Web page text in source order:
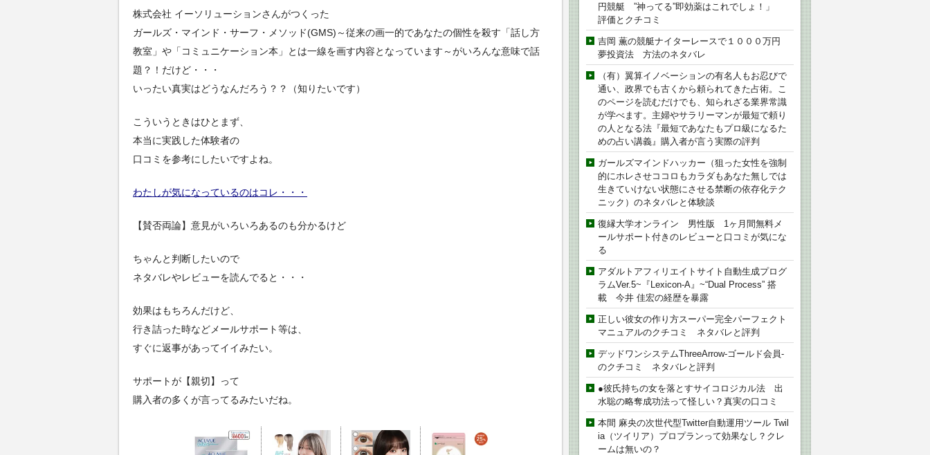
株式会社 イーソリューションさんがつくった
ガールズ・マインド・サーフ・メソッド(GMS)～従来の画一的であなたの個性を殺す「話し方
教室」や「コミュニケーション本」とは一線を画す内容となっています～がいろんな意味で話
題？！だけど・・・
いったい真実はどうなんだろう？？（知りたいです）
こういうときはひとまず、
本当に実践した体験者の
口コミを参考にしたいですよね。
わたしが気になっているのはコレ・・・
【賛否両論】意見がいろいろあるのも分かるけど
ちゃんと判断したいので
ネタバレやレビューを読んでると・・・
効果はもちろんだけど、
行き詰った時などメールサポート等は、
すぐに返事があってイイみたい。
サポートが【親切】って
購入者の多くが言ってるみたいだね。
円競艇 ”神ってる”即効薬はこれでしょ！」
評価とクチコミ
吉岡 薫の競艇ナイターレースで１０００万円
夢投資法 方法のネタバレ
（有）翼算イノベーションの有名人もお忍びで
通い、政界でも古くから頼られてきた占術。こ
のページを読むだけでも、知られざる業界常識
が学べます。主婦やサラリーマンが最短で頼り
の人となる法『最短であなたもプロ級になるた
めの占い講義』購入者が言う実際の評判
ガールズマインドハッカー（狙った女性を強制
的にホレさせココロもカラダもあなた無しでは
生きていけない状態にさせる禁断の依存化テク
ニック）のネタバレと体験談
復縁大学オンライン 男性版 1ヶ月間無料メ
ールサポート付きのレビューと口コミが気にな
る
アダルトアフィリエイトサイト自動生成プログ
ラムVer.5~『Lexicon-A』~“Dual Process” 搭
載 今井 佳宏の経歴を暴露
正しい彼女の作り方スーパー完全パーフェクト
マニュアルのクチコミ ネタバレと評判
デッドワンシステムThreeArrow-ゴールド会員-
のクチコミ ネタバレと評判
●彼氏持ちの女を落とすサイコロジカル法 出
水聡の略奪成功法って怪しい？真実の口コミ
本間 麻央の次世代型Twitter自動運用ツール Twil
ia（ツイリア）プロプランって効果なし？クレ
ームは無いの？